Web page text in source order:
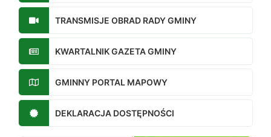
TRANSMISJE OBRAD RADY GMINY
KWARTALNIK GAZETA GMINY
GMINNY PORTAL MAPOWY
DEKLARACJA DOSTĘPNOŚCI